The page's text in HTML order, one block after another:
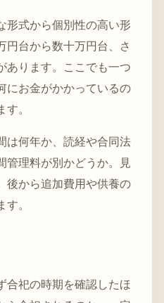
形式から個別性の高い形
円台から数十万円台、さ
あります。ここでも一つ
にお金がかかっているの
。
は何年か、読経や合同法
管理料が別かどうか。見
後から追加費用や供養の
。
合祀の時期を確認したほ